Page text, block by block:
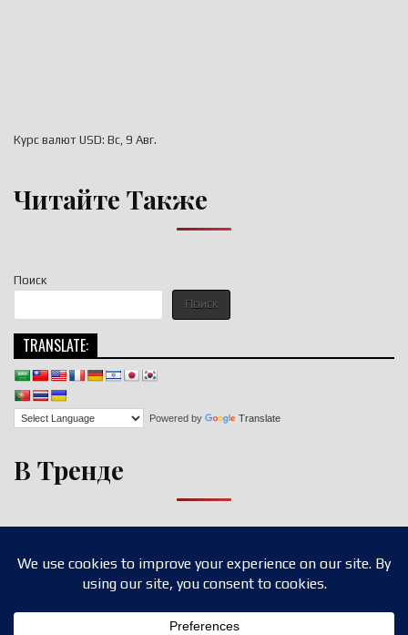
Поиск
Поиск
TRANSLATE:
Powered by Translate
В Тренде
Курс валют USD: Вс, 9 Авг.
Читайте Также
Design by ThemesDNA.com